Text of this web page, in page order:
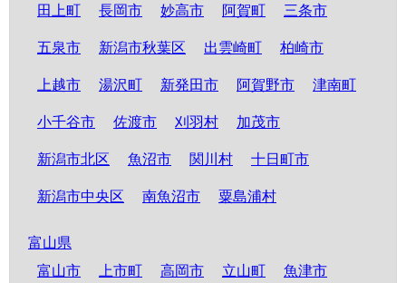
田上町 長岡市 妙高市 阿賀町 三条市
五泉市 新潟市秋葉区 出雲崎町 柏崎市
上越市 湯沢町 新発田市 阿賀野市 津南町
小千谷市 佐渡市 刈羽村 加茂市
新潟市北区 魚沼市 関川村 十日町市
新潟市中央区 南魚沼市 粟島浦村
富山県
富山市
上市町 高岡市 立山町 魚津市